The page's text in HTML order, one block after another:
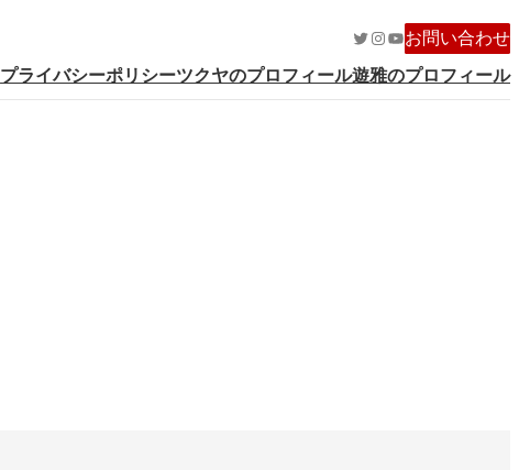
Twitter
Instagram
YouTube
お問い合わせ
プライバシーポリシーツクヤのプロフィール遊雅のプロフィール